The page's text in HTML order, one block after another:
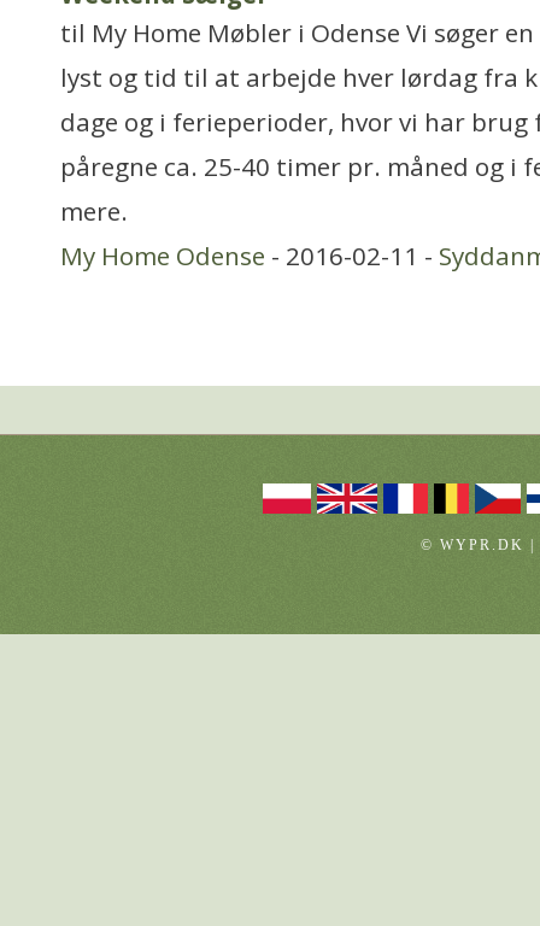
til My Home Møbler i Odense Vi søger
lyst og tid til at arbejde hver lørdag fra
dage og i ferieperioder, hvor vi har
påregne ca. 25-40 timer pr. måned og i
mere.
My Home Odense - 2016-02-11 -
© WYPR.DK